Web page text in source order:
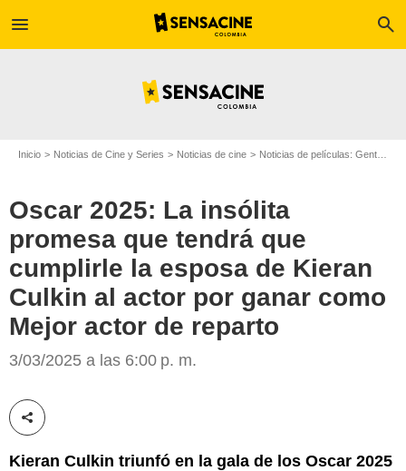
menu search
Inicio Noticias de Cine y Series Noticias de cine Noticias de películas: Gente
Oscar 2025: La insólita
promesa que tendrá que
cumplirle la esposa de Kieran
Culkin al actor por ganar como
Mejor actor de reparto
3/03/2025 a las 6:00 p. m.
Compartir esta noticia
Kieran Culkin triunfó en la gala de los Oscar 2025
Hola!